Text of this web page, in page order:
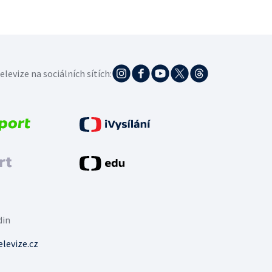
na sociálních sítích: